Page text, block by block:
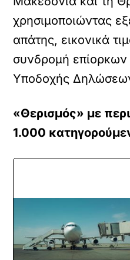
χρησιμοποιώντας
απάτης, εικονικά
συνδρομή
Υποδοχής
«Θερισμός» με
1.000